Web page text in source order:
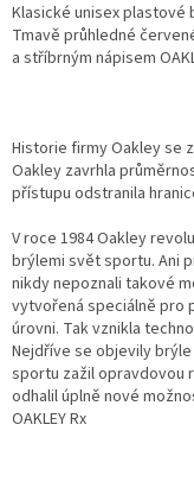
Klasické unisex plastové
Tmavě průhledné
a stříbrným nápisem
Historie firmy Oakley se
Oakley zavrhla
přístupu odstranila
V roce 1984 Oakley
brýlemi svět sportu. Ani
nikdy nepoznali takové
vytvořená speciálně pro
úrovni. Tak vznikla
Nejdříve se objevily
sportu zažil opravdovou
odhalil úplně nové
OAKLEY Rx